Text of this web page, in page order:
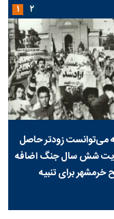
می‌توانست زودتر حاصل
شش سال جنگ اضافه
خرمشهر برای تنبیه
۱ ۲